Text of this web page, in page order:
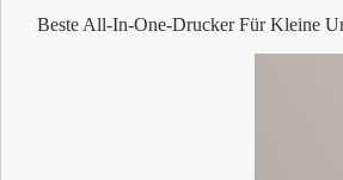
Beste All-In-One-Drucker Für Kleine